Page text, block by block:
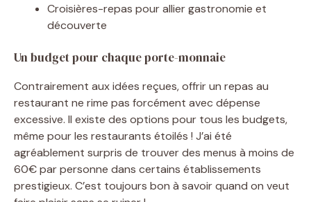
Croisières-repas pour allier gastronomie et
découverte
Un budget pour chaque porte-monnaie
Contrairement aux idées reçues, offrir un repas au
restaurant ne rime pas forcément avec dépense
excessive. Il existe des options pour tous les budgets,
même pour les restaurants étoilés ! J’ai été
agréablement surpris de trouver des menus à moins de
60€ par personne dans certains établissements
prestigieux. C’est toujours bon à savoir quand on veut